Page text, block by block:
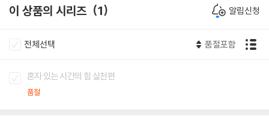
이 상품의 시리즈 1 알림신청
전체선택 품절포함
혼자 있는 시간의 힘 실천편
품절